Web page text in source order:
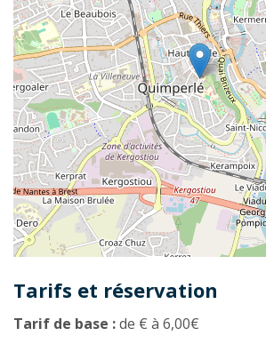
Tarifs et réservation
Tarif de base :de € à 6,00€